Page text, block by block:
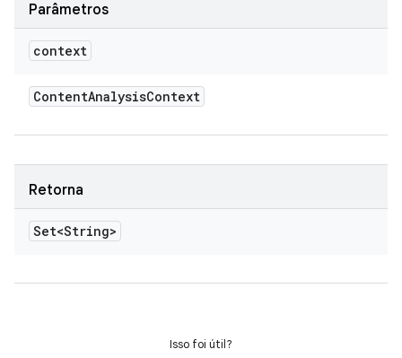
Parâmetros
context
ContentAnalysisContext
Retorna
Set<String>
Isso foi útil?